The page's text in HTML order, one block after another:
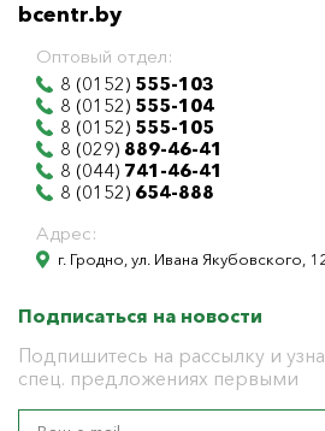
bcentr.by
Оптовый отдел:
8 (0152) 555-103
8 (0152) 555-104
8 (0152) 555-105
8 (029) 889-46-41
8 (044) 741-46-41
8 (0152) 654-888
Адрес:
г. Гродно, ул. Ивана Якубовского,
Подписаться на новости
Подпишитесь на рассылку и
спец. предложениях первыми